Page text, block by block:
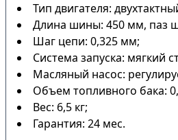
Тип двигателя:
Длина шины: 450 мм, паз
Шаг цепи: 0,325 мм;
Система запуска: мягкий
Масляный насос:
Объем топливного бака:
Вес: 6,5 кг;
Гарантия: 24 мес.